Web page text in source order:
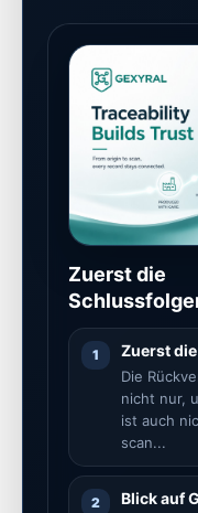
Zuerst die
1 Zuerst
Die
nicht nur,
ist auch
scan...
2 Blick auf